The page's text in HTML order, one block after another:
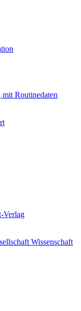
Routinedaten
Verlag
Wissenschaft